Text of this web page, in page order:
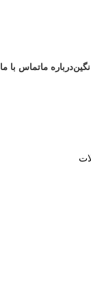
درباره ماتماس با ما